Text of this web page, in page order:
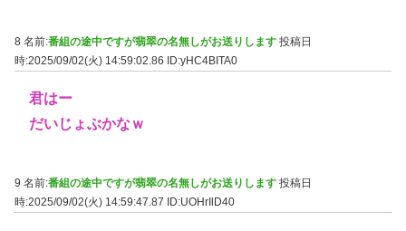
8 名前:番組の途中ですが翡翠の名無しがお送りします 投稿日
時:2025/09/02(火) 14:59:02.86 ID:yHC4BITA0
君はー
だいじょぶかなｗ
9 名前:番組の途中ですが翡翠の名無しがお送りします 投稿日
時:2025/09/02(火) 14:59:47.87
ID:UOHrIlD40